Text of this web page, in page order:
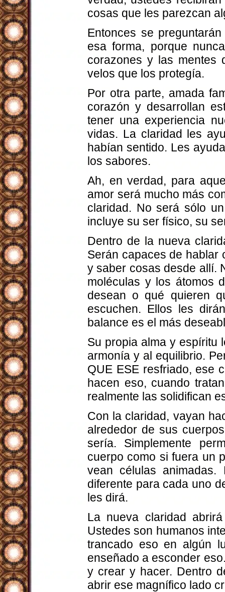
cosas que les parezcan
Entonces se
esa forma, porque
corazones y las mentes
velos que los protegía.
Por otra parte, amada
corazón y desarrollan
tener una experiencia
vidas. La claridad les
habían sentido. Les
los sabores.
Ah, en verdad, para
amor será mucho más
claridad. No será sólo
incluye su ser físico, su
Dentro de la nueva
Serán capaces de hablar
y saber cosas desde allí.
moléculas y los átomos
desean o qué quieren
escuchen. Ellos les
balance es el más
Su propia alma y espíritu
armonía y al equilibrio.
QUE ESE resfriado, ese
hacen eso, cuando
realmente las solidifican
Con la claridad, vayan
alrededor de sus
sería. Simplemente
cuerpo como si fuera un
vean células
diferente para cada uno
les dirá.
La nueva claridad
Ustedes son humanos
trancado eso en algún
enseñado a esconder
y crear y hacer. Dentro
abrir ese magnífico lado